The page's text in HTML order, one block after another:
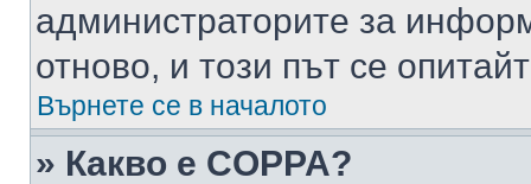
администраторите за
отново, и този път се
Върнете се в началото
» Какво е COPPA?